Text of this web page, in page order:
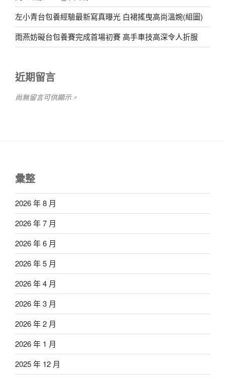
左小青台包養經驗最新寫真曝光 白裙搖曳高尚溫婉(組圖)
雨燕妨礙台包養賽完成首場初賽 高手車技高深令人折服
近期留言
尚無留言可供顯示。
彙整
2026 年 8 月
2026 年 7 月
2026 年 6 月
2026 年 5 月
2026 年 4 月
2026 年 3 月
2026 年 2 月
2026 年 1 月
2025 年 12 月